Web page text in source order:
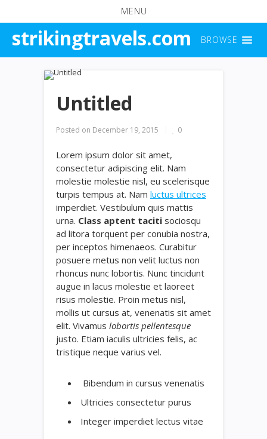
MENU
BROWSE
strikingtravels.com
Untitled
Posted on December 19, 2015 0
Lorem ipsum dolor sit amet,
consectetur adipiscing elit. Nam
molestie molestie nisl, eu scelerisque
turpis tempus at. Nam luctus ultrices
imperdiet. Vestibulum quis mattis
urna. Class aptent taciti sociosqu
ad litora torquent per conubia nostra,
per inceptos himenaeos. Curabitur
posuere metus non velit luctus non
rhoncus nunc lobortis. Nunc tincidunt
augue in lacus molestie et laoreet
risus molestie. Proin metus nisl,
mollis ut cursus at, venenatis sit amet
elit. Vivamus lobortis pellentesque
justo. Etiam iaculis ultricies felis, ac
tristique neque varius vel.
Bibendum in cursus venenatis
Ultricies consectetur purus
Integer imperdiet lectus vitae